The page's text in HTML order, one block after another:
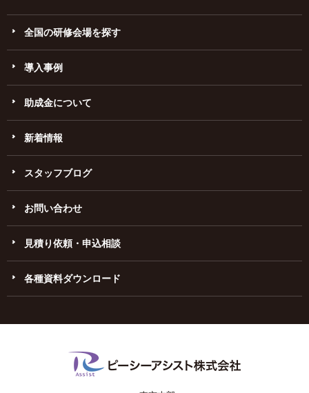
全国の研修会場を探す
導入事例
助成金について
新着情報
スタッフブログ
お問い合わせ
見積り依頼・申込相談
各種資料ダウンロード